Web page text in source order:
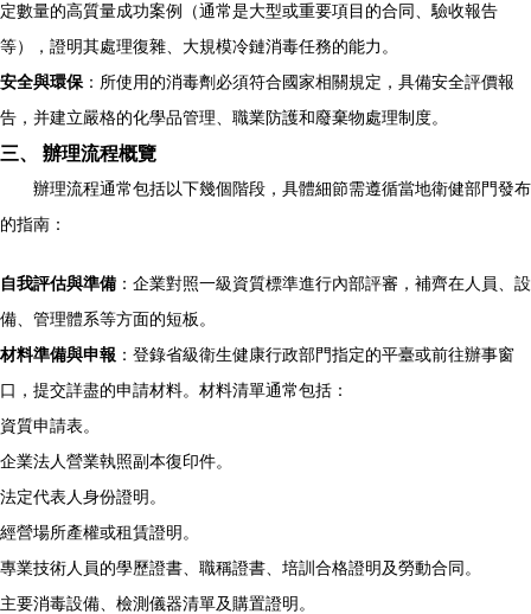
定數量的高質量成功案例（通常是大型或重要項目的合同、驗收報告
等），證明其處理復雜、大規模冷鏈消毒任務的能力。
安全與環保 ：所使用的消毒劑必須符合國家相關規定，具備安全評價報
告，并建立嚴格的化學品管理、職業防護和廢棄物處理制度。
三、 辦理流程概覽
辦理流程通常包括以下幾個階段，具體細節需遵循當地衛健部門發布
的指南：
自我評估與準備 ：企業對照一級資質標準進行內部評審，補齊在人員、設
備、管理體系等方面的短板。
材料準備與申報 ：登錄省級衛生健康行政部門指定的平臺或前往辦事窗
口，提交詳盡的申請材料。材料清單通常包括：
資質申請表。
企業法人營業執照副本復印件。
法定代表人身份證明。
經營場所產權或租賃證明。
專業技術人員的學歷證書、職稱證書、培訓合格證明及勞動合同。
主要消毒設備、檢測儀器清單及購置證明。